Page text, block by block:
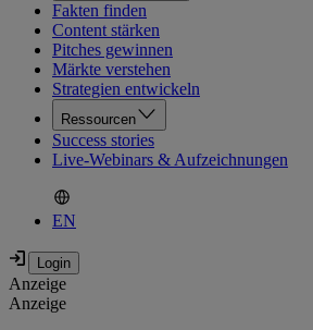
Fakten finden
Content stärken
Pitches gewinnen
Märkte verstehen
Strategien entwickeln
Ressourcen
Success stories
Live-Webinars & Aufzeichnungen
EN
Anzeige
Anzeige